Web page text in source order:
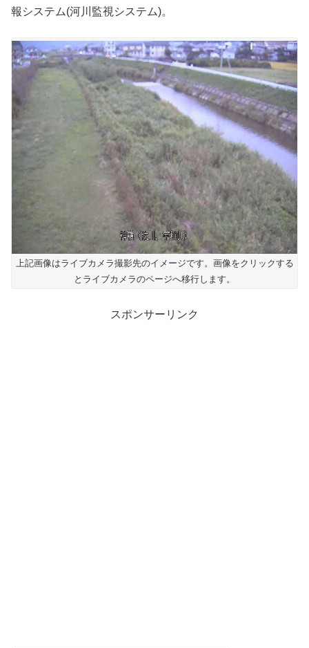
報システム(河川監視システム)。
上記画像はライブカメラ撮影先のイメージです。画像をクリックする
とライブカメラのページへ移行します。
スポンサーリンク